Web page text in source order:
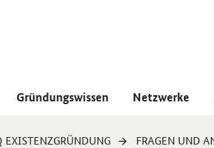
Gründungswissen Netzwerke
EXISTENZGRÜNDUNG FRAGEN UND